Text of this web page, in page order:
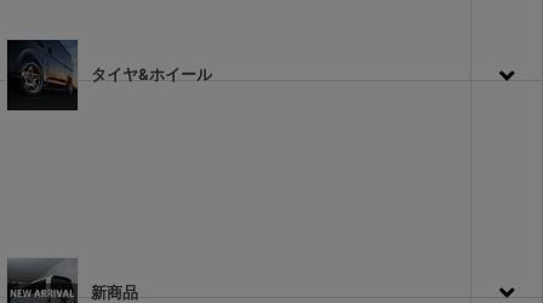
タイヤ&ホイール
新商品